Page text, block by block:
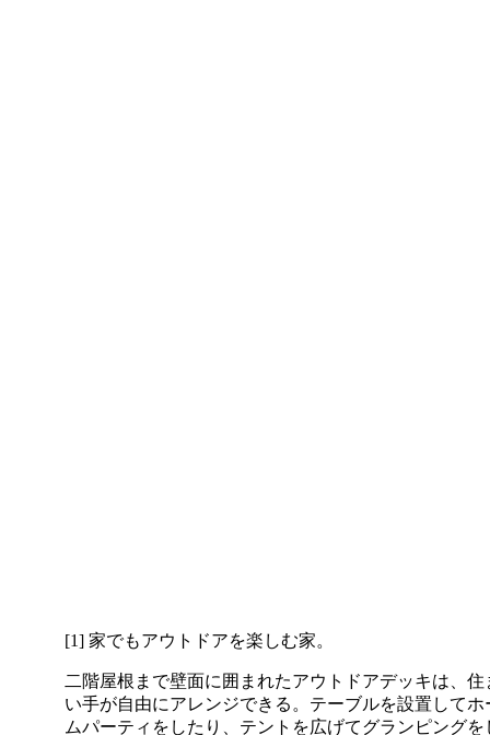
[1] 家でもアウトドアを楽しむ家。
二階屋根まで壁面に囲まれたアウトドアデッキは、住
い手が自由にアレンジできる。テーブルを設置してホ
ムパーティをしたり、テントを広げてグランピングを